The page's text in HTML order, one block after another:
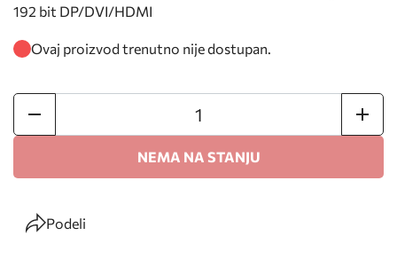
192 bit DP/DVI/HDMI
Ovaj proizvod trenutno nije dostupan.
NEMA NA STANJU
Podeli